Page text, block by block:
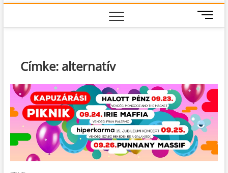
M
e
t
o
n
Címke: alternatív